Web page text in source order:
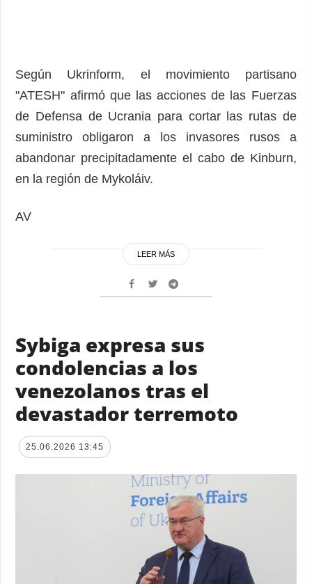
Según Ukrinform, el movimiento partisano
"ATESH" afirmó que las acciones de las Fuerzas
de Defensa de Ucrania para cortar las rutas de
suministro obligaron a los invasores rusos a
abandonar precipitadamente el cabo de Kinburn,
en la región de Mykoláiv.
AV
LEER MÁS
Sybiga expresa sus
condolencias a los
venezolanos tras el
devastador terremoto
25.06.2026 13:45